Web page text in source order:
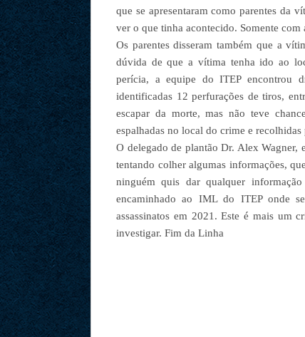
que se apresentaram como parentes da
ver o que tinha acontecido. Somente com
Os parentes disseram também que a
dúvida de que a vítima tenha ido ao
perícia, a equipe do ITEP encontrou
identificadas 12 perfurações de tiros,
escapar da morte, mas não teve
espalhadas no local do crime e
O delegado de plantão Dr. Alex Wagner,
tentando colher algumas informações,
ninguém quis dar qualquer
encaminhado ao IML do ITEP onde
assassinatos em 2021. Este é mais um
investigar. Fim da Linha